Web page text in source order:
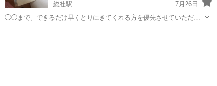
総社駅
7月26日
◯◯まで、できるだけ早くとりにきてくれる方を優先させていただき